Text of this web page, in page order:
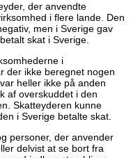
der anvendte
i flere lande. Den
men i Sverige gav
skat i Sverige.
i
der ikke beregnet nogen
heller ikke på anden
af overskuddet i den
Skatteyderen kunne
i Sverige betalte skat.
personer, der anvender
delvist at se bort fra